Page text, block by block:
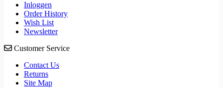
Inloggen
Order History
Wish List
Newsletter
Customer Service
Contact Us
Returns
Site Map